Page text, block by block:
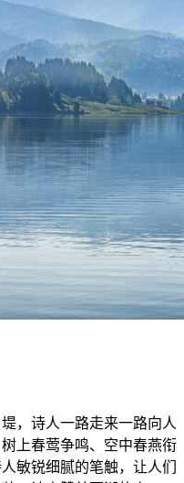
，诗人一路走来一路向人
上春莺争鸣、空中春燕衔
敏锐细腻的笔触，让人们